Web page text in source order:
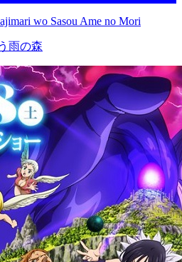
wo Sasou Ame no Mori
雨の森